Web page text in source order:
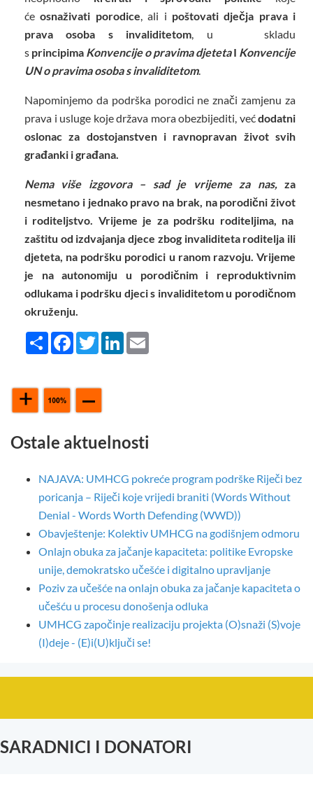
ćeosnaživati porodice, ali i poštovati dječja prava i
prava osoba s invaliditetom, u skladu
s principima Konvencije o pravima djetetaI Konvencije
UN o pravima osoba s invaliditetom.
Napominjemo da podrška porodici ne znači zamjenu za
prava i usluge koje država mora obezbijediti, većdodatni
oslonac za dostojanstven i ravnopravan život svih
građanki i građana.
Nema više izgovora – sad je vrijeme za nas, za
nesmetano i jednako pravo na brak, na porodični život
i roditeljstvo. Vrijeme je za podršku roditeljima, na
zaštitu od izdvajanja djece zbog invaliditeta roditelja ili
djeteta, na podršku porodici u ranom razvoju. Vrijeme
je na autonomiju u porodičnim i reproduktivnim
odlukama i podršku djeci s invaliditetom u porodičnom
okruženju.
Share FacebookTwitterLinkedIn
Ostale aktuelnosti
NAJAVA: UMHCG pokreće program podrške Riječi bez
poricanja – Riječi koje vrijedi braniti (Words Without
Denial - Words Worth Defending (WWD))
Obavještenje: Kolektiv UMHCG na godišnjem odmoru
Onlajn obuka za jačanje kapaciteta: politike Evropske
unije, demokratsko učešće i digitalno upravljanje
Poziv za učešće na onlajn obuka za jačanje kapaciteta o
učešću u procesu donošenja odluka
UMHCG započinje realizaciju projekta (O)snaži (S)voje
(I)deje - (E)i(U)ključi se!
SARADNICI I DONATORI